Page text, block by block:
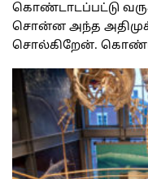
கொண்டாடப்பட்டு
சொன்ன அந்த
சொல்கிறேன்.